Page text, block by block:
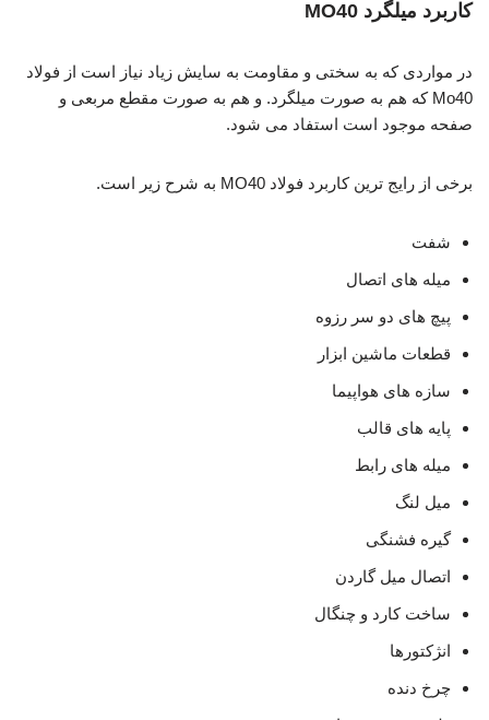
کاربرد میلگرد MO40
در مواردی که به سختی و مقاومت به سایش زیاد نیاز است از فولاد
Mo40 که هم به صورت میلگرد. و هم به صورت مقطع مربعی و
صفحه موجود است استفاد می شود.
برخی از رایج ترین کاربرد فولاد MO40 به شرح زیر است.
شفت
میله های اتصال
پیچ های دو سر رزوه
قطعات ماشین ابزار
سازه های هواپیما
پایه های قالب
میله های رابط
میل لنگ
گیره فشنگی
اتصال میل گاردن
ساخت کارد و چنگال
انژکتورها
چرخ دنده